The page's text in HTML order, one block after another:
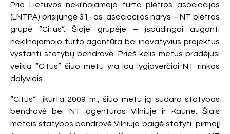
Prie Lietuvos nekilnojamojo turto plėtros asociacijos
(LNTPA) prisijungė 31- as asociacijos narys – NT plėtros
grupė “Citus”. Šioje grupėje – įspūdingai auganti
nekilnojamojo turto agentūra bei inovatyvius projektus
vystanti statybų bendrovė. Prieš kelis metus pradėjusi
veiklą “Citus” šiuo metu yra jau lygiaverčiai NT rinkos
dalyviais.
“Citus“ įkurta 2009 m., šiuo metu ją sudaro statybos
bendrovė bei NT agentūros Vilniuje ir Kaune. Šiais
metais statybos bendrovė Vilniuje baigė statyti pirmajį